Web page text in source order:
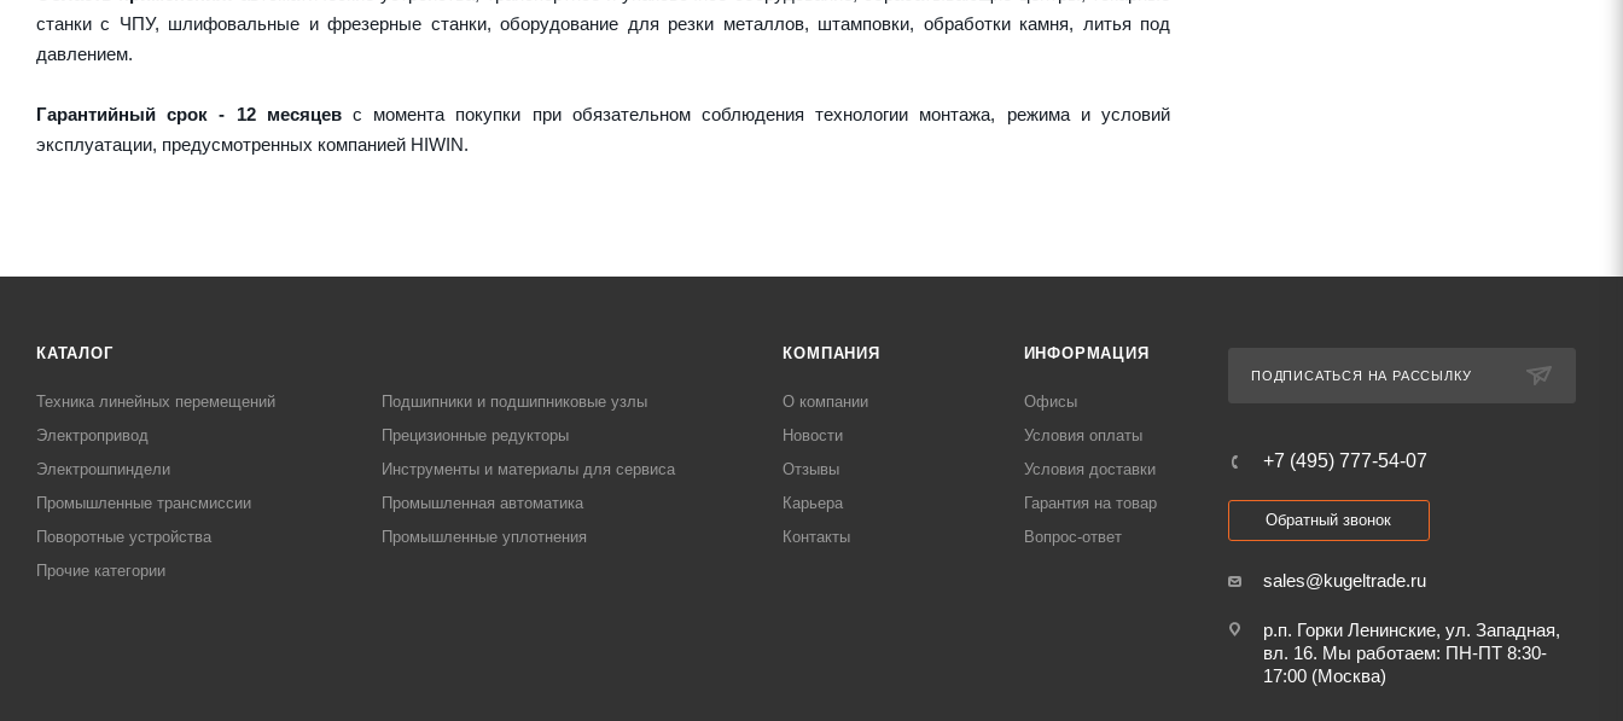
станки с ЧПУ, шлифовальные и фрезерные станки, оборудование для резки металлов, штамповки, обработки камня, литья под
давлением.
Гарантийный срок - 12 месяцевс момента покупки при обязательном соблюдения технологии монтажа, режима и условий
эксплуатации, предусмотренных компанией HIWIN.
КАТАЛОГ
Техника линейных перемещений
Подшипники и подшипниковые узлы
Электропривод
Прецизионные редукторы
Электрошпиндели
Инструменты и материалы для сервиса
Промышленные трансмиссии
Промышленная автоматика
Поворотные устройства
Промышленные уплотнения
Прочие категории
КОМПАНИЯ
О компании
Новости
Отзывы
Карьера
Контакты
ИНФОРМАЦИЯ
Офисы
Условия оплаты
Условия доставки
Гарантия на товар
Вопрос-ответ
ПОДПИСАТЬСЯ НА РАССЫЛКУ
+7 (495) 777-54-07
Обратный звонок
sales@kugeltrade.ru
р.п. Горки Ленинские, ул. Западная,
вл. 16. Мы работаем: ПН-ПТ 8:30-
17:00 (Москва)